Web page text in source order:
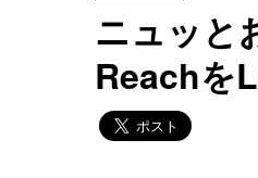
ニュッと
Reachを